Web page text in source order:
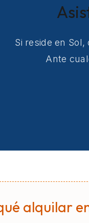
Si reside en
Ante
alquilar